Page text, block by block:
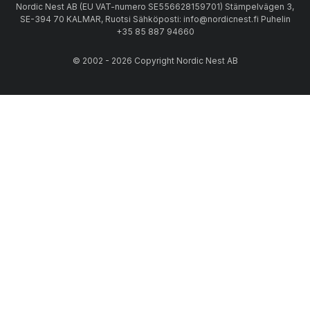
Nordic Nest AB (EU VAT-numero SE556628159701) Stämpelvägen 3,
SE-394 70 KALMAR, Ruotsi Sähköposti: info@nordicnest.fi Puhelin
+35 85 887 94660
© 2002 - 2026 Copyright Nordic Nest AB